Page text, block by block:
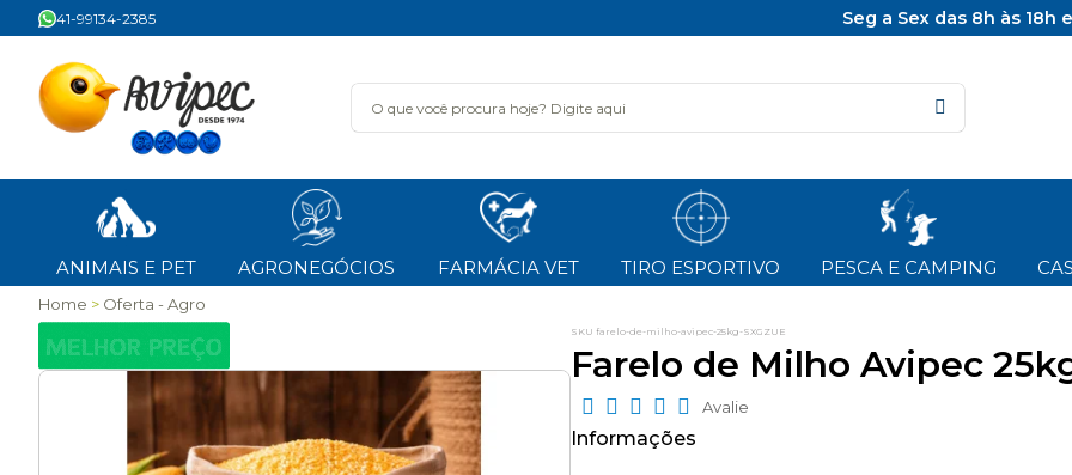
41-99134-2385 Seg a Sex das 8h às 18h
ANIMAIS E PET AGRONEGÓCIOS FARMÁCIA VET TIRO ESPORTIVO PESCA E CAMPING
Home Oferta - Agro
SKU farelo-de-milho-avipec-25kg-SXGZUE
Farelo de Milho Avipec
Avalie